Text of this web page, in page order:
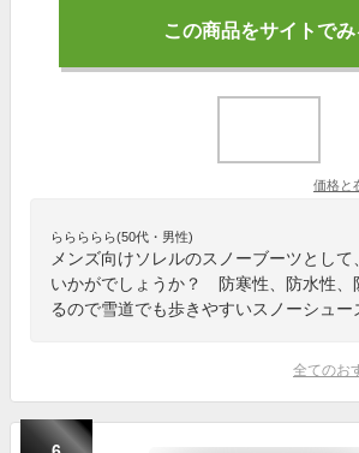
この商品をサイトでみ
価格と
ららららら(50代・男性)
メンズ向けソレルのスノーブーツとし
いかがでしょうか？ 防寒性、防水性、
るので雪道でも歩きやすいスノーシュー
全てのお